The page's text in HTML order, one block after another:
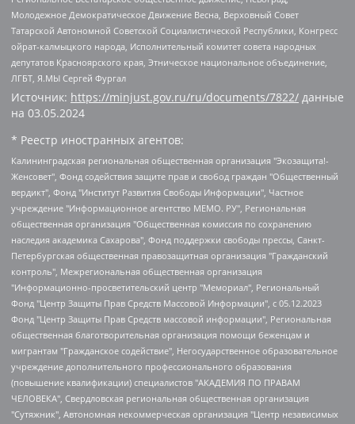
Молодежное Демократическое Движение Весна, Верховный Совет
Татарской Автономной Советской Социалистической Республики, Конгресс
ойрат-калмыцкого народа, Исполнительный комитет совета народных
депутатов Красноярского края, Этническое национальное объединение,
ЛГБТ, Я.МЫ Сергей Фургал
Источник: https://minjust.gov.ru/ru/documents/7822/ данные
на 03.05.2024
* Реестр иностранных агентов:
Калининградская региональная общественная организация "Экозащита!-Женсовет", Фонд содействия защите прав и свобод граждан "Общественный вердикт", Фонд "Институт Развития Свободы Информации", Частное учреждение "Информационное агентство МЕМО. РУ", Региональная общественная организация "Общественная комиссия по сохранению наследия академика Сахарова", Фонд поддержки свободы прессы, Санкт-Петербургская общественная правозащитная организация "Гражданский контроль", Межрегиональная общественная организация "Информационно-просветительский центр "Мемориал", Региональный Фонд "Центр Защиты Прав Средств Массовой Информации", с 05.12.2023 Фонд "Центр Защиты Прав Средств массовой информации", Региональная общественная благотворительная организация помощи беженцам и мигрантам "Гражданское содействие", Негосударственное образовательное учреждение дополнительного профессионального образования (повышение квалификации) специалистов "АКАДЕМИЯ ПО ПРАВАМ ЧЕЛОВЕКА", Свердловская региональная общественная организация "Сутяжник", Автономная некоммерческая организация "Центр независимых социологических исследований", Союз общественных объединений "Российский исследовательский центр по правам человека", Региональное общественное учреждение научно-информационный центр "МЕМОРИАЛ", Некоммерческая организация "Фонд защиты гласности", Автономная некоммерческая организация "Институт прав человека", Городская общественная организация "Екатеринбургское общество "МЕМОРИАЛ", Городская общественная организация "Рязанское историко-просветительское и правозащитное общество "Мемориал" (Рязанский Мемориал), Челябинский региональный орган общественной самодеятельности – женское общественное объединение "Женщины Евразии", Челябинский региональный орган общественной самодеятельности "Уральская правозащитная группа", Фонд содействия защите здоровья и социальной справедливости имени Андрея Рылькова, Автономная Некоммерческая Организация "Аналитический Центр Юрия Левады", Автономная некоммерческая организация социальной поддержки населения "Проект Апрель", Региональная общественная организация помощи женщинам и детям, находящимся в кризисной ситуации "Информационно-методический центр "Анна", Фонд содействия развитию массовых коммуникаций и правовому просвещению "Так-так-Так", Фонд содействия устойчивому развитию "Серебряная тайга", Свердловский региональный общественный фонд социальных проектов "Новое время", "Idel.Реалии", Кавказ.Реалии, Крым.Реалии, Телеканал Настоящее Время, Татаро-башкирская служба Радио Свобода (Azatliq Radiosi), Радио Свободная Европа/Радио Свобода (PCE/PC), "Сибирь.Реалии", "Фактограф", Благотворительный фонд помощи осужденным и их семьям, Автономная некоммерческая организация "Институт глобализации и социальных движений", Фонд "В защиту прав заключенных", Частное учреждение "Центр поддержки и содействия развитию средств массовой информации", Пензенский региональный общественный благотворительный фонд "Гражданский союз", "Север.Реалии", Некоммерческая организация Фонд "Правовая инициатива", Общество с ограниченной ответственностью "Радио Свободная Европа/Радио Свобода", Чешское информационное агентство "MEDIUM-ORIENT", Красноярская региональная общественная организация "Мы против СПИДа", Камалягин Денис Николаевич, Маркелов Сергей Евгеньевич, Пономарев Лев Александрович, Савицкая Людмила Алексеевна, Автономная некоммерческая организация "Центр по работе с проблемой насилия "НАСИЛИЮ.НЕТ", Межрегиональный профессиональный союз работников здравоохранения "Альянс врачей", Юридическое лицо, зарегистрированное в Латвийской Республике, SIA "Medusa Project" (регистрационный номер 40103797863, дата регистрации 10.06.2014), Некоммерческая организация "Фонд по борьбе с коррупцией", Автономная некоммерческая организация "Институт права и публичной политики", Баданин Роман Сергеевич, Гликин Максим Александрович, Железнова Мария Михайловна, Лукьянова Юлия Сергеевна, Маетная Елизавета Витальевна, Маняхин Петр Борисович, Чуракова Ольга Владимировна, Ярош Юлия Петровна, Юридическое лицо "The Insider SIA", зарегистрированное в Риге, Латвийская Республика (дата регистрации 26.06.2015), являющееся администратором доменного имени интернет-издания "The Insider SIA", https://theins.ru, Постернак Алексей Евгеньевич, Рубин Михаил Аркадьевич, Анин Роман Александрович, Юридическое лицо Istories fonds, зарегистрированное в Латвийской Республике (регистрационный номер 50008295751, дата регистрации 24.02.2020), Великовский Дмитрий Александрович, Долинина Ирина Николаевна, Мароховская Алеся Алексеевна, Шлейнов Роман Юрьевич, Шмагун Олеся Валентиновна, Общество с ограниченной ответственностью "Альтаир 2021", Общество с ограниченной ответственностью "Вега 2021", Общество с ограниченной ответственностью "Главный редактор 2021", Общество с ограниченной ответственностью "Ромашки монолит", Важенков Артем Валерьевич, Ивановская областная общественная организация "Центр гендерных исследований", Гурман Юрий Альбертович, Медиапроект "ОВД-Инфо", Егоров Владимир Владимирович, Жилинский Владимир Александрович, Общество с ограниченной ответственностью "ЗП", Иванова София Юрьевна, Карезина Инна Павловна, Кильтау Екатерина Викторовна, Петров Алексей Викторович, Пискунов Сергей Евгеньевич, Смирнов Сергей Сергеевич, Тихонов Михаил Сергеевич, Общество с ограниченной ответственностью "ЖУРНАЛИСТ-ИНОСТРАННЫЙ АГЕНТ", Арапова Галина Юрьевна, Вольтская Татьяна Анатольевна, Американская компания "Mason G.E.S. Anonymous Foundation" (США), являющаяся владельцем интернет-издания https://mnews.world/, Компания "Stichting Bellingcat", зарегистрированная в Нидерландах (дата регистрации 11.07.2018), Захаров Андрей Вячеславович, Клепиковская Екатерина Дмитриевна, Общество с ограниченной ответственностью "МЕМО", Перл Роман Александрович, Симонов Евгений Алексеевич, Соловьева Елена Анатольевна, Сотников Даниил Владимирович, Сурначева Елизавета Дмитриевна, Автономная некоммерческая организация по защите прав человека и информированию населения "Якутия – Наше Мнение", Общество с ограниченной ответственностью "Москоу диджитал медиа", с 26.01.2023 Общество с ограниченной ответственностью "Чайка Белые сады", Ветошкина Валерия Валерьевна, Заговора Максим Александрович, Межрегиональное общественное движение "Российская ЛГБТ - сеть", Оленичев Максим Владимирович, Павлов Иван Юрьевич, Скворцова Елена Сергеевна, Общество с ограниченной ответственностью "Как бы инагент", Кочетков Игорь Викторович, Общество с ограниченной ответственностью "Честные выборы", Еланчик Олег Александрович, Общество с ограниченной ответственностью "Нобелевский призыв", Гималова Регина Эмилевна, Григорьев Андрей Валерьевич, Григорьева Алина Александровна, Ассоциация по содействию защите прав призывников, альтернативнослужащих и военнослужащих "Правозащитная группа "Гражданин.Армия.Право", Хисамова Регина Фаритовна, Автономная некоммерческая организация по реализации социально-правовых программ "Лилит", Дальневосточное общественное движение "Маяк", Санкт-Петербургская ЛГБТ-инициативная группа "Выход", Инициативная группа ЛГБТ+ "Реверс", Алексеев Андрей Викторович, Бекбулатова Таисия Львовна, Беляев Иван Михайлович, Владыкина Елена Сергеевна, Гельман Марат Александрович, Никульшина Вероника Юрьевна, Толоконникова Надежда Андреевна, Шендерович Виктор Анатольевич, Общество с ограниченной ответственностью "Данное сообщение", Общество с ограниченной ответственностью Издательский дом "Новая глава", Айнбиндер Александра Александровна, Московский комьюнити-центр для ЛГБТ+инициатив, Благотворительный фонд развития филантропии, Deutsche Welle (Германия, Kurt-Schumacher-Strasse 3, 53113 Bonn), Борзунова Мария Михайловна, Воробьев Виктор Викторович, Голубева Анна Львовна, Константинова Алла Михайловна, Малкова Ирина Владимировна, Мурадов Мурад Абдулгалимович, Осетинская Елизавета Николаевна, Понасенков Евгений Николаевич, Ганапольский Матвей Юрьевич, Киселев Евгений Алексеевич, Борухович Ирина Григорьевна, Дремин Иван Тимофеевич, Дубровский Дмитрий Викторович, Красноярская региональная общественная организация поддержки и развития альтернативных образовательных технологий и межкультурных коммуникаций "ИНТЕРРА", Маяковская Екатерина Алексеевна, Фейгин Марк Захарович, Филимонов Андрей Викторович, Дзугкоева Регина Николаевна, Доброхотов Роман Александрович, Дудь Юрий Александрович, Елкин Сергей Владимирович, Кругликов Кирилл Игоревич, Сабунаева Мария Леонидовна, Семенов Алексей Владимирович, Шаинян Карен Багратович, Шульман Екатерина Михайловна, Асафьев Артур Валерьевич, Вахштайн Виктор Семенович, Венедиктов Алексей Алексеевич, Лушникова Екатерина Евгеньевна, Волков Леонид Михайлович, Невзоров Александр Глебович, Пархоменко Сергей Борисович, Сироткин Ярослав Николаевич, Кара-Мурза Владимир Владимирович, Баранова Наталья Владимировна, Гозман Леонид Яковлевич, Кагарлицкий Борис Юльевич, Климарев Михаил Валерьевич, Милов Владимир Станиславович, Автономная некоммерческая организация Краснодарский центр современного искусства "Типография", Моргенштерн Алишер Тагирович, Соболь Любовь Эдуардовна, Общество с ограниченной ответственностью "ЛИЗА НОРМ", Каспаров Гарри Кимович, Ходорковский Михаил Борисович, Общество с ограниченной ответственностью "Апрельские тезисы", Данилович Ирина Брониславовна, Кашин Олег Владимирович, Петров Николай Владимирович, Пивоваров Алексей Владимирович, Соколов Михаил Владимирович, Цветкова Юлия Владимировна, Чичваркин Евгений Александрович, Комитет против пыток/Команда против пыток, Общество с ограниченной ответственностью "Первый научный", Общество с ограниченной ответственностью "Вертолет и ко", Белоцерковская Вероника Борисовна, Кац Максим Евгеньевич, Лазарева Татьяна Юрьевна, Шаведдинов Руслан Табризович, Яшин Илья Валерьевич, Общество с ограниченной ответственностью "Иноагент ААВ", Алешковский Дмитрий Петрович, Альбац Евгения Марковна, Быков Дмитрий Львович, Галямина Юлия Евгеньевна, Лойко Сергей Леонидович, Мартынов Кирилл Константинович, Медведев Сергей Александрович, Крашенинников Федор Геннадиевич, Гордеева Катерина Вл